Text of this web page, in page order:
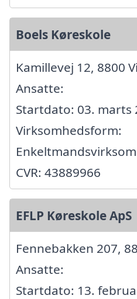
Boels Køreskole
Kamillevej 12, 8800
Ansatte:
Startdato: 03. marts
Virksomhedsform:
CVR: 43889966
EFLP Køreskole ApS
Fennebakken 207,
Ansatte:
Startdato: 13.